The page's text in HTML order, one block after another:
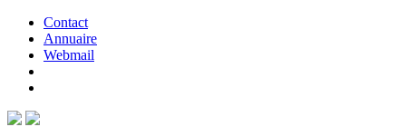
Contact
Annuaire
Webmail